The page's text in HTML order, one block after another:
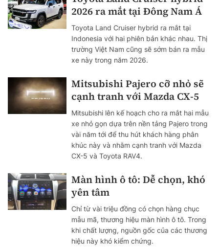
2026 ra mắt tại Đông Nam Á
Toyota Land Cruiser hybrid ra mắt tại
Indonesia với hai phiên bản khác nhau. Thị
trường Việt Nam cũng sẽ sớm bán ra mẫu
xe này trong năm 2026.
Mitsubishi Pajero cỡ nhỏ sẽ
cạnh tranh với Mazda CX-5
Mitsubishi lên kế hoạch cho ra mắt hai mẫu
xe nhỏ gọn dựa trên nền tảng Pajero trong
vài năm tới để thu hút khách hàng phân
khúc này và nhằm cạnh tranh với Mazda
CX-5 và Toyota RAV4.
Màn hình ô tô: Dễ chọn, khó
yên tâm
Chỉ từ vài triệu đồng có chọn hàng chục
mẫu mã, thương hiệu màn hình ô tô. Trong
khi chất lượng, nguồn gốc của các thương
hiệu này khó kiểm chứng.